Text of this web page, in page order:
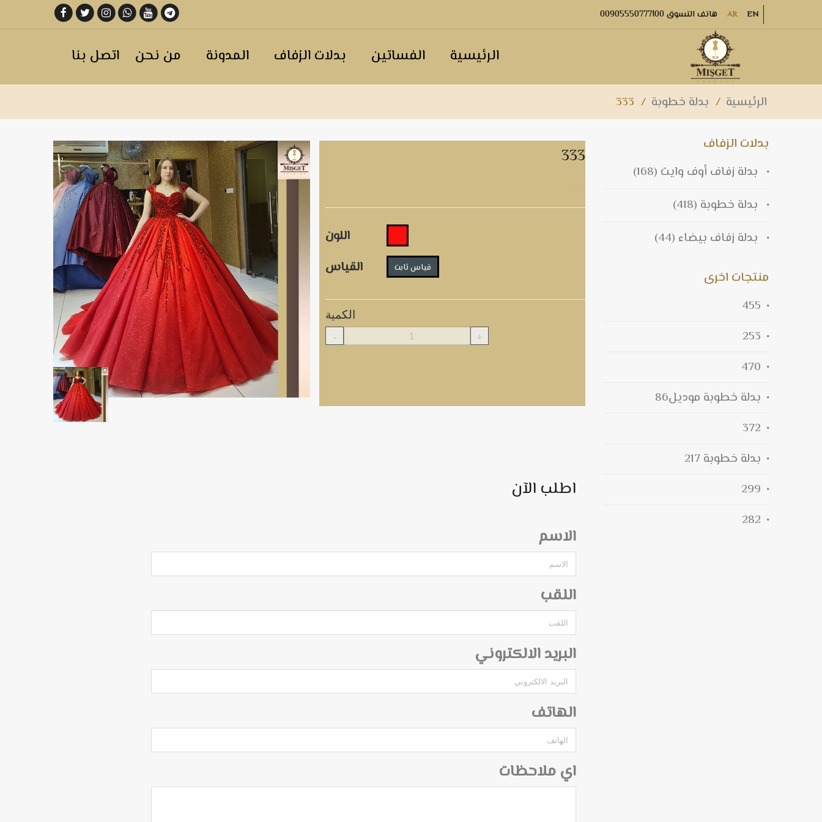
AR EN هاتف التسوق 00905550777100
الرئيسية الفساتين بدلات الزفاف المدونة من نحن اتصل بنا
الرئيسية / بدلة خطوبة /
333
بدلات الزفاف
بدلة زفاف أوف وايت (168)
بدلة خطوبة (418)
بدلة زفاف بيضاء (44)
منتجات اخرى
455
253
470
بدلة خطوبة موديل86
372
بدلة خطوبة 217
299
282
333
اللون
القياس
قياس ثابت
الكمية
- +
اطلب الآن
الاسم
اللقب
البريد الالكتروني
الهاتف
اي ملاحظات